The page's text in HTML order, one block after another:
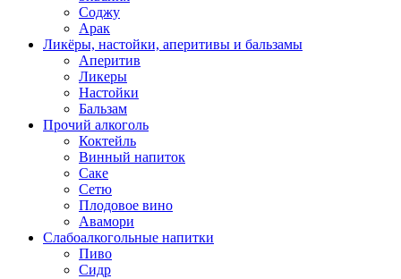
Соджу
Арак
Ликёры, настойки, аперитивы и бальзамы
Аперитив
Ликеры
Настойки
Бальзам
Прочий алкоголь
Коктейль
Винный напиток
Саке
Сетю
Плодовое вино
Авамори
Слабоалкогольные напитки
Пиво
Сидр